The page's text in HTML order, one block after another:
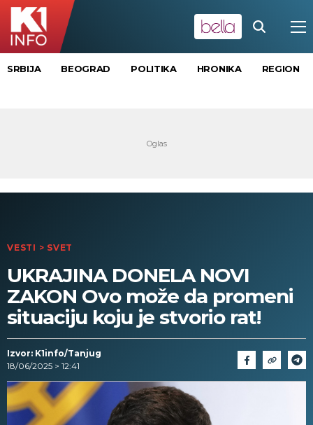
SRBIJA BEOGRAD POLITIKA HRONIKA REGION
VESTI > SVET
UKRAJINA DONELA NOVI
ZAKON Ovo može da promeni
situaciju koju je stvorio rat!
Izvor: K1info/Tanjug
18/06/2025 > 12:41